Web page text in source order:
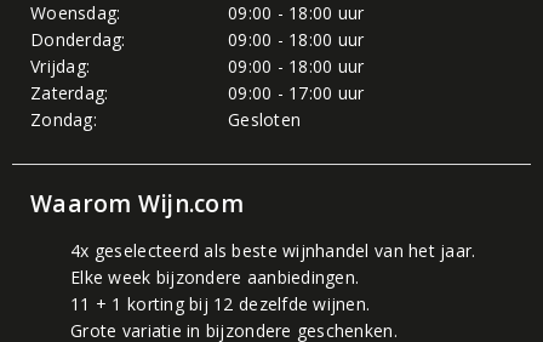
Woensdag:
09:00 - 18:00 uur
Donderdag:
09:00 - 18:00 uur
Vrijdag:
09:00 - 18:00 uur
Zaterdag:
09:00 - 17:00 uur
Zondag:
Gesloten
Waarom Wijn.com
4x geselecteerd als beste wijnhandel van het jaar.
Elke week bijzondere aanbiedingen.
11 + 1 korting bij 12 dezelfde wijnen.
Grote variatie in bijzondere geschenken.